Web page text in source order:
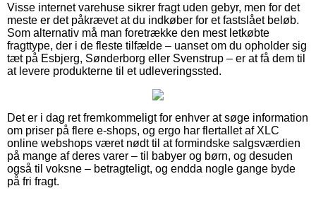
Visse internet varehuse sikrer fragt uden gebyr, men for det
meste er det påkrævet at du indkøber for et fastslået beløb.
Som alternativ må man foretrække den mest letkøbte
fragttype, der i de fleste tilfælde – uanset om du opholder sig
tæt på Esbjerg, Sønderborg eller Svenstrup – er at få dem til
at levere produkterne til et udleveringssted.
Det er i dag ret fremkommeligt for enhver at søge information
om priser på flere e-shops, og ergo har flertallet af XLC
online webshops været nødt til at formindske salgsværdien
på mange af deres varer – til babyer og børn, og desuden
også til voksne – betragteligt, og endda nogle gange byde
på fri fragt.